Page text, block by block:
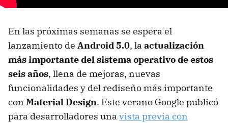
En las próximas semanas se espera el
lanzamiento de Android 5.0, la actualización
más importante del sistema operativo de estos
seis años, llena de mejoras, nuevas
funcionalidades y del rediseño más importante
con Material Design. Este verano Google publicó
para desarrolladores una vista previa con